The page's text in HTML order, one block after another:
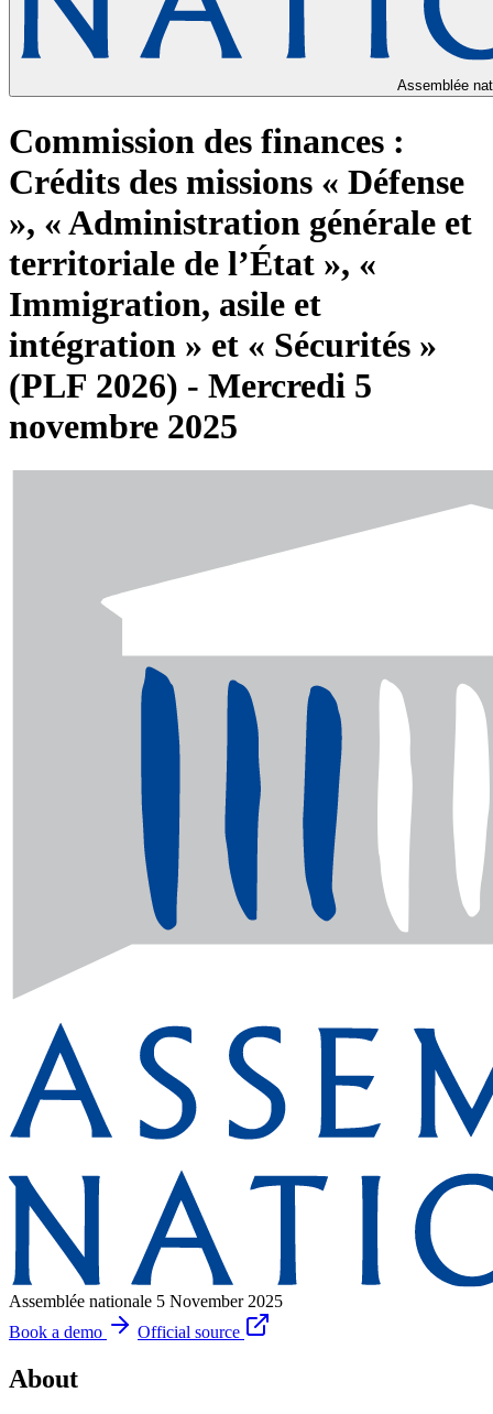
Assemblée
Commission des finances :
Crédits des missions « Défense
», « Administration générale et
territoriale de l’État », «
Immigration, asile et
intégration » et « Sécurités »
(PLF 2026) - Mercredi 5
novembre 2025
Assemblée nationale 5 November 2025
Book a demo
Official source
About